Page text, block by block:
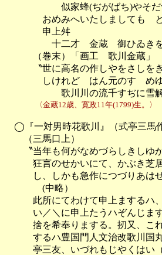
似家蜂(ぢがばち)やそだつ
おめみへいたしましても　とし
申上舛
十二才　金蔵　御ひゐきを御
（巻末）「画工　歌川金蔵」
〝世に高名の作しやをさしをき
しけれど　はん元のすゝめゆ
歌川川の流千すぢに雪解
〈金蔵12歳、寛政11年(1799)生。〉
◯『一対男時花歌川』（式亭三馬
（三馬口上）
〝当年も何がなめづらしきしゆか
狂言のせかいにて、かぶき芝居
し、しかも急作につづりあはせ
(中略）
此所にてわけて申上まするハ、
い／＼に申上たうハぞんじます
捨を希奉りまする。扨又、これ
するハ豊国門人文治改歌川国丸
亭三友、いづれもじやくはい（